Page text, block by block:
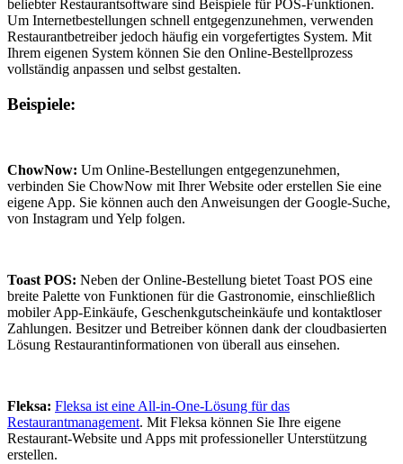
beliebter Restaurantsoftware sind Beispiele für POS-Funktionen.
Um Internetbestellungen schnell entgegenzunehmen, verwenden
Restaurantbetreiber jedoch häufig ein vorgefertigtes System. Mit
Ihrem eigenen System können Sie den Online-Bestellprozess
vollständig anpassen und selbst gestalten.
Beispiele:
ChowNow: Um Online-Bestellungen entgegenzunehmen,
verbinden Sie ChowNow mit Ihrer Website oder erstellen Sie eine
eigene App. Sie können auch den Anweisungen der Google-Suche,
von Instagram und Yelp folgen.
Toast POS: Neben der Online-Bestellung bietet Toast POS eine
breite Palette von Funktionen für die Gastronomie, einschließlich
mobiler App-Einkäufe, Geschenkgutscheinkäufe und kontaktloser
Zahlungen. Besitzer und Betreiber können dank der cloudbasierten
Lösung Restaurantinformationen von überall aus einsehen.
Fleksa: Fleksa ist eine All-in-One-Lösung für das
Restaurantmanagement. Mit Fleksa können Sie Ihre eigene
Restaurant-Website und Apps mit professioneller Unterstützung
erstellen.